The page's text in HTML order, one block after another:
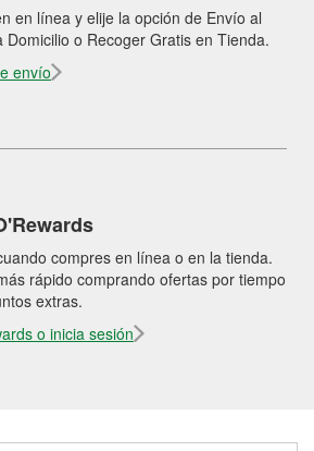
en línea y elije la opción de Envío al
Domicilio o Recoger Gratis en Tienda.
envío
compres en línea o en la tienda.
rápido comprando ofertas por tiempo
extras.
o inicia sesión